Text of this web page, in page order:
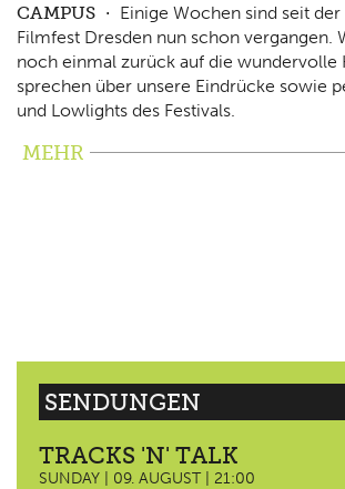
CAMPUS
Einige Wochen sind seit der
Filmfest Dresden nun schon vergangen.
noch einmal zurück auf die wundervolle
sprechen über unsere Eindrücke sowie
und Lowlights des Festivals.
MEHR
SENDUNGEN
TRACKS 'N' TALK
SUNDAY | 09. AUGUST | 21:00